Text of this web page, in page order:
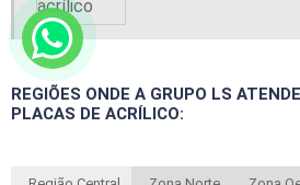
REGIÕES ONDE A GRUPO LS
PLACAS DE ACRÍLICO: